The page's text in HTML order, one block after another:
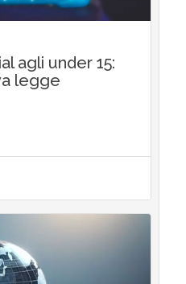
agli under 15:
legge